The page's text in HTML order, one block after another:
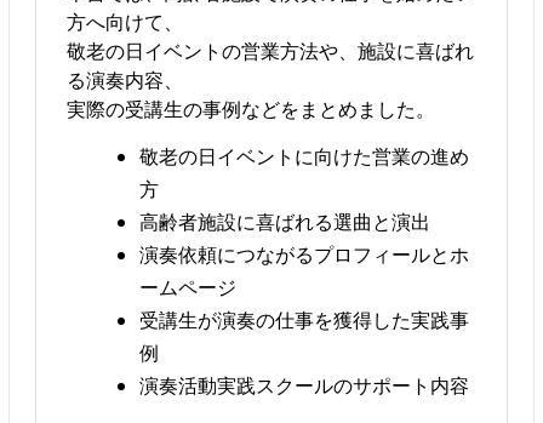
方へ向けて、
敬老の日イベントの営業方法や、施設に喜ばれ
る演奏内容、
実際の受講生の事例などをまとめました。
敬老の日イベントに向けた営業の進め
方
高齢者施設に喜ばれる選曲と演出
演奏依頼につながるプロフィールとホ
ームページ
受講生が演奏の仕事を獲得した実践事
例
演奏活動実践スクールのサポート内容